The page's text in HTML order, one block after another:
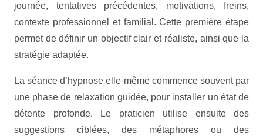
journée, tentatives précédentes, motivations, freins,
contexte professionnel et familial. Cette première étape
permet de définir un objectif clair et réaliste, ainsi que la
stratégie adaptée.
La séance d’hypnose elle-même commence souvent par
une phase de relaxation guidée, pour installer un état de
détente profonde. Le praticien utilise ensuite des
suggestions ciblées, des métaphores ou des